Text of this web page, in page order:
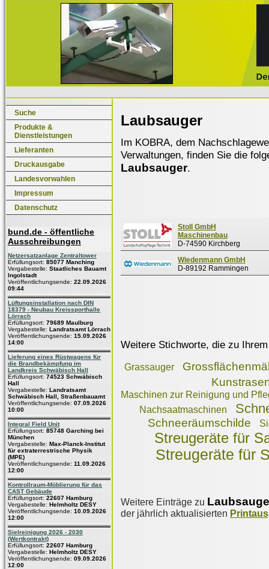
Suche
Produkte &
Dienstleistungen
Lieferanten
Druckausgabe
Landesvorwahlen
Impressum
Datenschutz
bund.de - öffentliche
Ausschreibungen
Netzersatzanlage Zentraltower
Erfüllungsort: 85077 Manching
Vergabestelle: Staatliches Bauamt
Ingolstadt
Veröffentlichungsende: 22.09.2026
09:44
Lüftungsinstallation nach DIN
18379 - Neubau Kreissporthalle
Lörrach
Erfüllungsort: 79689 Maulburg
Vergabestelle: Landratsamt Lörrach
Veröffentlichungsende: 15.09.2026
14:00
Lieferung eines Rüstwagens für
die Brandbekämpfung im
Landkreis Schwäbisch Hall
Erfüllungsort: 74523 Schwäbisch
Hall
Vergabestelle: Landratsamt
Schwäbisch Hall, Straßenbauamt
Veröffentlichungsende: 07.09.2026
10:00
Integral Field Unit
Erfüllungsort: 85748 Garching bei
München
Vergabestelle: Max-Planck-Institut
für extraterrestrische Physik
(MPE)
Veröffentlichungsende: 11.09.2026
12:00
Kontrollraum-Möblierung für das
CAST Gebäude
Erfüllungsort: 22607 Hamburg
Vergabestelle: Helmholtz DESY
Veröffentlichungsende: 10.09.2026
12:00
Sielreinigung 2026 - 2030
(Wertkontrakt)
Erfüllungsort: 22607 Hamburg
Vergabestelle: Helmholtz DESY
Veröffentlichungsende: 09.09.2026
12:00
Laubsauger
Im KOBRA, dem
Verwaltungen, finden Sie die
Laubsauger.
Stoll GmbH
Maschinenbau
D-74590 Kirchberg
Wiedenmann GmbH
D-89192 Rammingen
Weitere Stichworte, die zu
Grassauger
Maschinen zur Reinigung und
Nachsaatmaschinen
Schneeräumschilde
Streugeräte für
Streugeräte für
Weitere Einträge zu
der jährlich aktualisierten